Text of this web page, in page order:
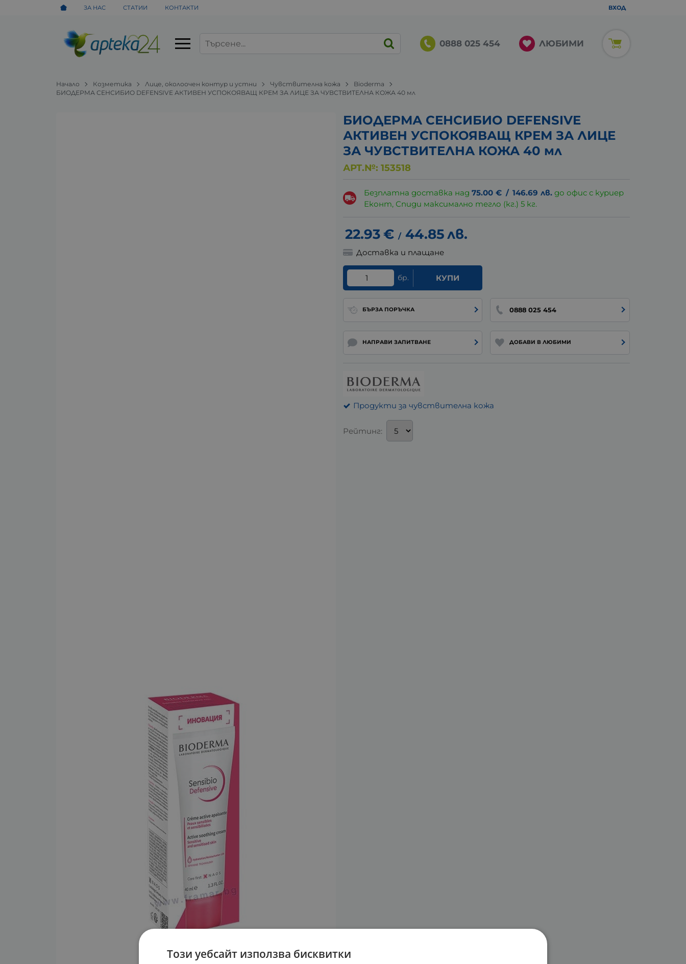
ЗА НАС СТАТИИ КОНТАКТИ ВХОД
0888 025 454 ЛЮБИМИ
Начало Козметика Лице, околоочен контур и устни Чувствителна кожа
Bioderma
БИОДЕРМА СЕНСИБИО DEFENSIVE АКТИВЕН УСПОКОЯВАЩ КРЕМ ЗА ЛИЦЕ ЗА ЧУВСТВИТЕЛНА КОЖА 40 мл
БИОДЕРМА СЕНСИБИО DEFENSIVE
АКТИВЕН УСПОКОЯВАЩ КРЕМ ЗА ЛИЦЕ
ЗА ЧУВСТВИТЕЛНА КОЖА 40 мл
АРТ.№: 153518
Безплатна доставка над75.00 € / 146.69 лв. до офис с куриер
Еконт, Спиди максимално тегло (кг.) 5 кг.
22.93€ / 44.85лв.
Доставка и плащане
бр. КУПИ
БЪРЗА ПОРЪЧКА 0888 025 454
НАПРАВИ ЗАПИТВАНЕ ДОБАВИ В ЛЮБИМИ
Продукти за чувствителна кожа
Рейтинг:
Този уебсайт използва бисквитки